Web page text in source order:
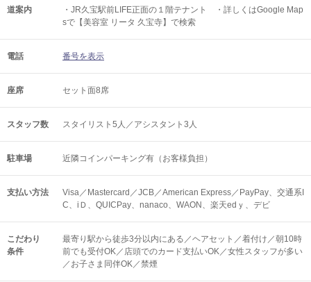
道案内
・JR久宝駅前LIFE正面の１階テナント ・詳しくはGoogle Map
sで【美容室 リータ 久宝寺】で検索
電話 番号を表示
座席 セット面8席
スタッフ数 スタイリスト5人／アシスタント3人
駐車場 近隣コインパーキング有（お客様負担）
支払い方法
Visa／Mastercard／JCB／American Express／PayPay、交通系I
C、iＤ、QUICPay、nanaco、WAON、楽天edｙ、デビ
こだわり
条件
最寄り駅から徒歩3分以内にある／ヘアセット／着付け／朝10時
前でも受付OK／店頭でのカード支払いOK／女性スタッフが多い
／お子さま同伴OK／禁煙